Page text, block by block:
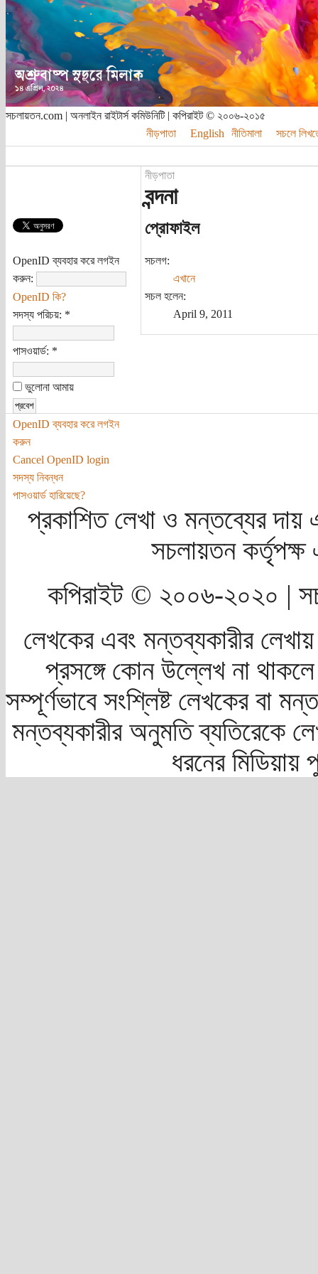
সচলায়তন.com | অনলাইন রাইটার্স কমিউনিটি | কপিরাইট © ২০০৬-২০১৫
নীড়পাতা
English নীতিমালা সচলে
OpenID ব্যবহার করে লগইন
করুন:
OpenID কি?
সদস্য পরিচয়: *
পাসওয়ার্ড: *
ভুলোনা আমায়
OpenID ব্যবহার করে লগইন
করুন
Cancel OpenID login
সদস্য নিবন্ধন
পাসওয়ার্ড হারিয়েছে?
নীড়পাতা
বন্দনা
প্রোফাইল
সচলগ:
এখানে
সচল হলেন:
April 9, 2011
প্রকাশিত লেখা ও মন্তব্যের দায়
সচলায়তন
কপিরাইট © ২০০৬-২০২০ |
লেখকের এবং মন্তব্যকারীর
প্রসঙ্গে কোন উল্লেখ না
সম্পূর্ণভাবে সংশ্লিষ্ট লেখকের বা
মন্তব্যকারীর অনুমতি ব্যতিরেকে
ধরনের মিডিয়ায়